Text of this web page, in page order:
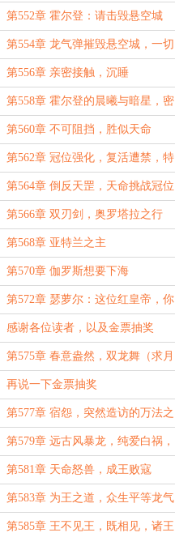
第552章 霍尔登：请击毁悬空城
第554章 龙气弹摧毁悬空城，一切
正在欣欣向荣（求月票）
第556章 亲密接触，沉睡
第558章 霍尔登的晨曦与暗星，密
谋
第560章 不可阻挡，胜似天命
第562章 冠位强化，复活遭禁，特
性质变
第564章 倒反天罡，天命挑战冠位
第566章 双刃剑，奥罗塔拉之行
第568章 亚特兰之主
第570章 伽罗斯想要下海
第572章 瑟萝尔：这位红皇帝，你
也不想自己的子嗣出事吧？
感谢各位读者，以及金票抽奖
第575章 春意盎然，双龙舞（求月
票）
再说一下金票抽奖
第577章 宿怨，突然造访的万法之
龙
第579章 远古风暴龙，纯爱白祸，
真正的危险
第581章 天命怒兽，成王败寇
第583章 为王之道，众生平等龙气
弹（求下月票）
第585章 王不见王，既相见，诸王